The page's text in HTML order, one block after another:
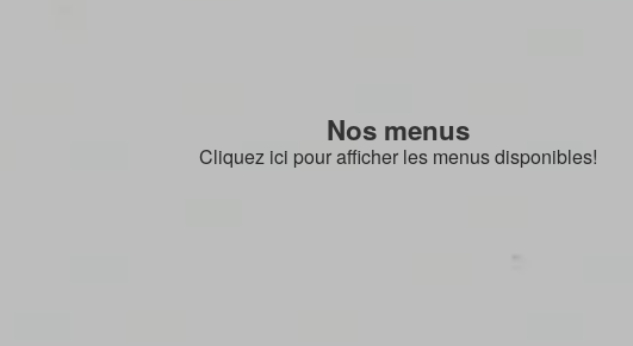
Nos menus
Cliquez ici pour afficher les menus disponibles!